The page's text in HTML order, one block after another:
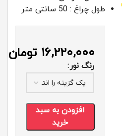
طول چراغ : 50 سانتی متر
۱۶,۲۲۰,۰۰۰ تومان
رنگ نور
افزودن به سبد
خرید